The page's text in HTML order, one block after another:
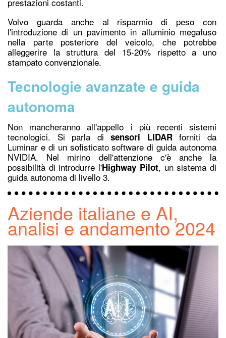
Volvo guarda anche al risparmio di peso con
l'introduzione di un pavimento in alluminio megafuso
nella parte posteriore del veicolo, che potrebbe
alleggerire la struttura del 15-20% rispetto a uno
stampato convenzionale.
Tecnologie avanzate e guida
autonoma
Non mancheranno all'appello i più recenti sistemi
tecnologici. Si parla disensori LIDARforniti da
Luminar e di un sofisticato software di guida autonoma
NVIDIA. Nel mirino dell'attenzione c'è anche la
possibilità di introdurre l'Highway Pilot, un sistema di
guida autonoma di livello 3.
Aziende italiane e AI,
analisi e andamento 2024